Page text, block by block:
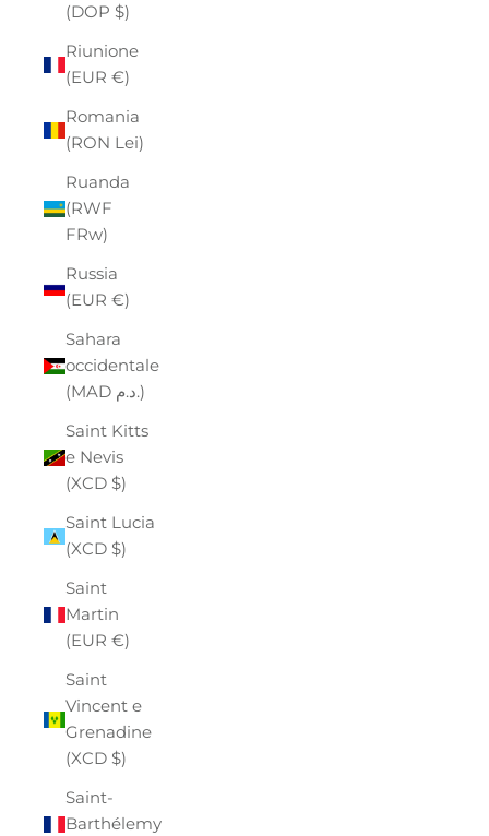
(DOP $)
Riunione
(EUR €)
Romania
(RON Lei)
Ruanda
(RWF
FRw)
Russia
(EUR €)
Sahara
occidentale
(MAD د.م.)
Saint Kitts
e Nevis
(XCD $)
Saint Lucia
(XCD $)
Saint
Martin
(EUR €)
Saint
Vincent e
Grenadine
(XCD $)
Saint-
Barthélemy